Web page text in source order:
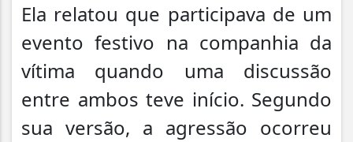
Ela relatou que participava de um
evento festivo na companhia da
vítima quando uma discussão
entre ambos teve início. Segundo
sua versão, a agressão ocorreu